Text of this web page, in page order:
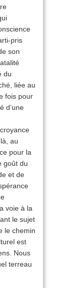
pris
son
du
liée au
fois pour
d’une
au
pour la
goût du
et de
voie à la
le sujet
le chemin
est
Nous
terreau